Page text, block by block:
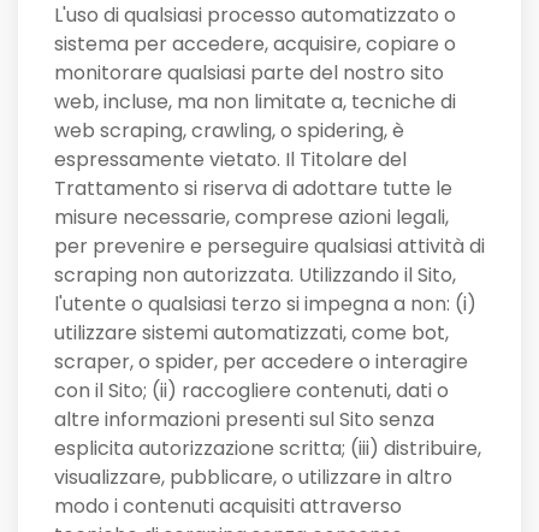
L'uso di qualsiasi processo automatizzato o
sistema per accedere, acquisire, copiare o
monitorare qualsiasi parte del nostro sito
web, incluse, ma non limitate a, tecniche di
web scraping, crawling, o spidering, è
espressamente vietato. Il Titolare del
Trattamento si riserva di adottare tutte le
misure necessarie, comprese azioni legali,
per prevenire e perseguire qualsiasi attività di
scraping non autorizzata. Utilizzando il Sito,
l'utente o qualsiasi terzo si impegna a non: (i)
utilizzare sistemi automatizzati, come bot,
scraper, o spider, per accedere o interagire
con il Sito; (ii) raccogliere contenuti, dati o
altre informazioni presenti sul Sito senza
esplicita autorizzazione scritta; (iii) distribuire,
visualizzare, pubblicare, o utilizzare in altro
modo i contenuti acquisiti attraverso